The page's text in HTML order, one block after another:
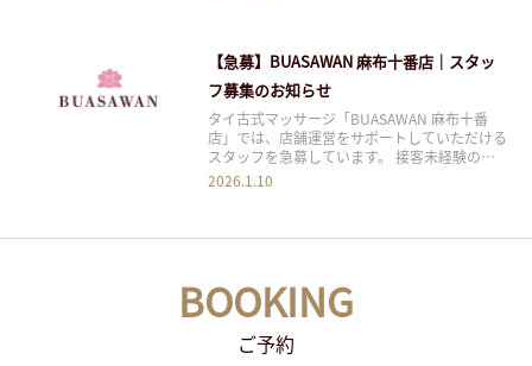
【急募】BUASAWAN 麻布十番店｜スタッ
フ募集のお知らせ
タイ古式マッサージ「BUASAWAN 麻布十番
店」では、店舗運営をサポートしていただける
スタッフを急募しています。 接客未経験の方
や、マッサージ業務以外で店舗を支えたい方も
業務内容2 ■ こんな方におすすめ3 ■
2026.1.10
BOOKING
ご予約